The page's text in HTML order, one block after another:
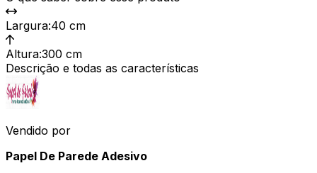
Largura:40 cm
Altura:300 cm
Descrição e todas as características
Vendido por
Papel De Parede Adesivo